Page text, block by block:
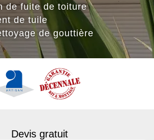
de fuite de toiture
de tuile
de gouttière
Devis gratuit